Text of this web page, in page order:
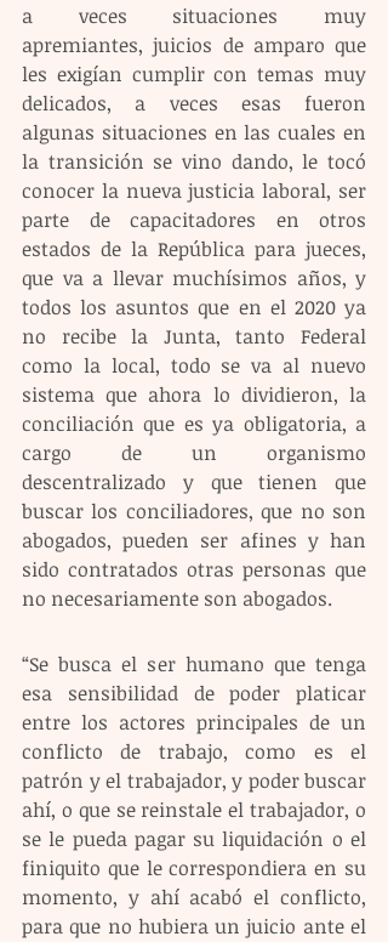
a veces situaciones muy
apremiantes, juicios de amparo que
les exigían cumplir con temas muy
delicados, a veces esas fueron
algunas situaciones en las cuales en
la transición se vino dando, le tocó
conocer la nueva justicia laboral, ser
parte de capacitadores en otros
estados de la República para jueces,
que va a llevar muchísimos años, y
todos los asuntos que en el 2020 ya
no recibe la Junta, tanto Federal
como la local, todo se va al nuevo
sistema que ahora lo dividieron, la
conciliación que es ya obligatoria, a
cargo de un organismo
descentralizado y que tienen que
buscar los conciliadores, que no son
abogados, pueden ser afines y han
sido contratados otras personas que
no necesariamente son abogados.
“Se busca el ser humano que tenga
esa sensibilidad de poder platicar
entre los actores principales de un
conflicto de trabajo, como es el
patrón y el trabajador, y poder buscar
ahí, o que se reinstale el trabajador, o
se le pueda pagar su liquidación o el
finiquito que le correspondiera en su
momento, y ahí acabó el conflicto,
para que no hubiera un juicio ante el